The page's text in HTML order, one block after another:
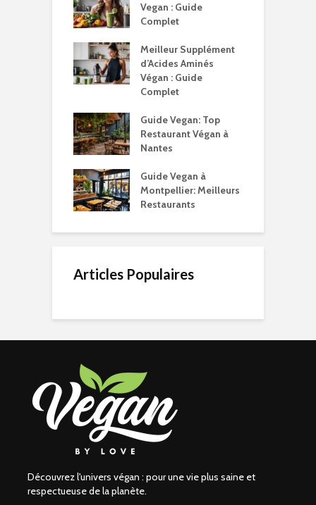
Vegan : Guide
Complet
Meilleur Supplément
d’Acides Aminés
Végan : Guide
Complet
Guide Vegan: Top
Restaurant Végan à
Nantes
Guide Vegan à
Montpellier: Meilleurs
Restaurants
Articles Populaires
Découvrez l'univers végan : pour une vie plus saine et
respectueuse de la planète.